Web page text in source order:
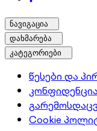
ნავიგაცია
დახმარება
კატეგორიები
წესები და
Cookie